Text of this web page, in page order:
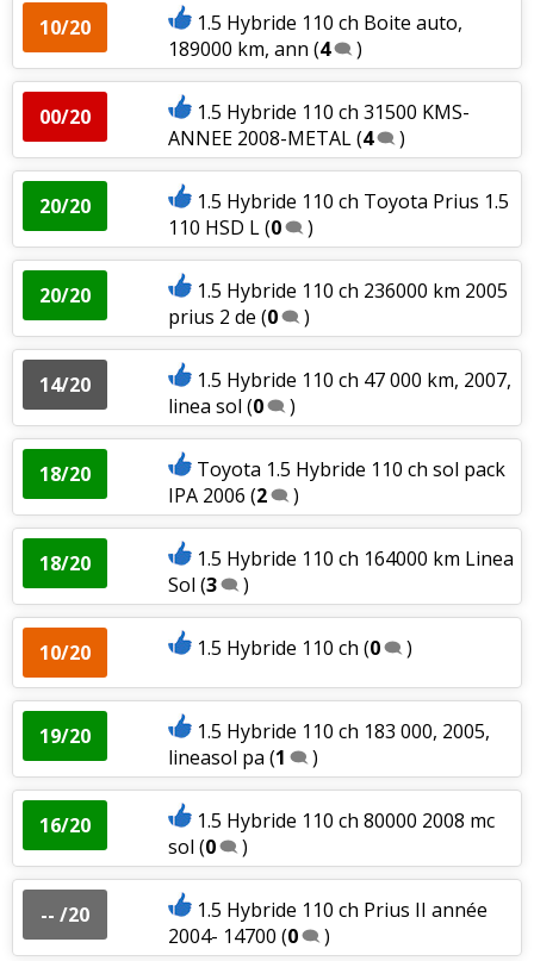
10/20
1.5 Hybride 110 ch Boite auto,
189000 km, ann (4 )
00/20
1.5 Hybride 110 ch 31500 KMS-
ANNEE 2008-METAL(4 )
20/20
1.5 Hybride 110 ch Toyota Prius 1.5
110 HSD L(0 )
20/20
1.5 Hybride 110 ch 236000 km 2005
prius 2 de (0 )
14/20
1.5 Hybride 110 ch 47 000 km, 2007,
linea sol (0 )
18/20
Toyota 1.5 Hybride 110 ch sol pack
IPA 2006 (2 )
18/20
1.5 Hybride 110 ch 164000 km Linea
Sol (3 )
10/20 1.5 Hybride 110 ch (0 )
19/20
1.5 Hybride 110 ch 183 000, 2005,
lineasol pa (1 )
16/20
1.5 Hybride 110 ch 80000 2008 mc
sol (0 )
-- /20
1.5 Hybride 110 ch Prius II année
2004- 14700 (0 )